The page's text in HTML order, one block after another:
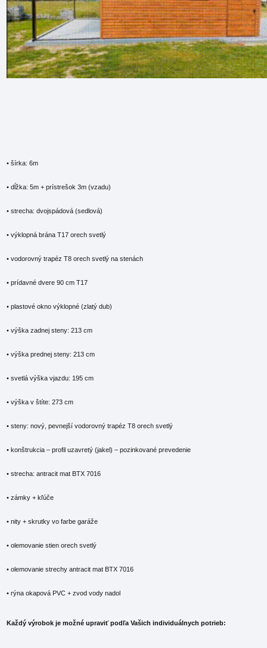
• šírka: 6m
• dĺžka: 5m + prístrešok 3m (vzadu)
• strecha: dvojspádová (sedlová)
• výklopná brána T17 orech svetlý
• vodorovný trapéz T8 orech svetlý na stenách
• prídavné dvere 90 cm T17
• plastové okno výklopné (zlatý dub)
• výška zadnej steny: 213 cm
• výška prednej steny: 213 cm
• svetlá výška vjazdu: 195 cm
• výška v štíte: 273 cm
• steny: nový, pevnejší vodorovný trapéz T8 orech svetlý
• konštrukcia – profil uzavretý (jakel) – pozinkované prevedenie
• strecha: antracit mat BTX 7016
• zámky + kľúče
• nity + skrutky vo farbe garáže
• olemovanie stien orech svetlý
• olemovanie strechy antracit mat BTX 7016
• rýna okapová PVC + zvod vody nadol
Každý výrobok je možné upraviť podľa Vašich individuálnych potrieb: